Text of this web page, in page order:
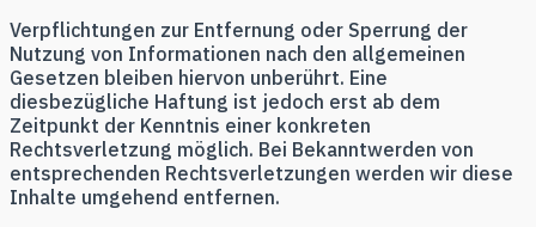
Verpflichtungen zur Entfernung oder Sperrung der
Nutzung von Informationen nach den allgemeinen
Gesetzen bleiben hiervon unberührt. Eine
diesbezügliche Haftung ist jedoch erst ab dem
Zeitpunkt der Kenntnis einer konkreten
Rechtsverletzung möglich. Bei Bekanntwerden von
entsprechenden Rechtsverletzungen werden wir diese
Inhalte umgehend entfernen.